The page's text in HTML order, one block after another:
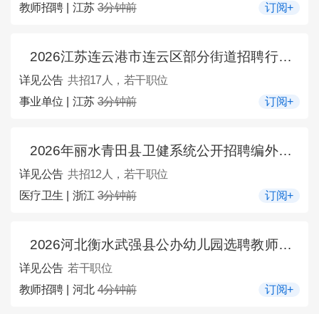
教师招聘 | 江苏 3分钟前 订阅+
2026江苏连云港市连云区部分街道招聘行政执法辅助人员17人公告
详见公告 共招17人，若干职位
事业单位 | 江苏 3分钟前 订阅+
2026年丽水青田县卫健系统公开招聘编外聘用人员12人公告
详见公告 共招12人，若干职位
医疗卫生 | 浙江 3分钟前 订阅+
2026河北衡水武强县公办幼儿园选聘教师公告
详见公告 若干职位
教师招聘 | 河北4分钟前 订阅+